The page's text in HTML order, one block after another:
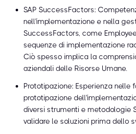
SAP SuccessFactors:
nell'implementazione e nella
SuccessFactors, come
sequenze di implementazione
Ciò spesso implica la
aziendali delle Risorse Umane.
Prototipazione: Esperienza nelle
prototipazione
diversi strumenti e metodologie
validare le soluzioni prima dello